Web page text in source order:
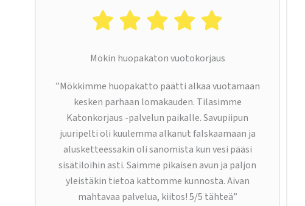
Mökin huopakaton vuotokorjaus
”Mökkimme huopakatto päätti alkaa vuotamaan
kesken parhaan lomakauden. Tilasimme
Katonkorjaus -palvelun paikalle. Savupiipun
juuripelti oli kuulemma alkanut falskaamaan ja
alusketteessakin oli sanomista kun vesi pääsi
sisätiloihin asti. Saimme pikaisen avun ja paljon
yleistäkin tietoa kattomme kunnosta. Aivan
mahtavaa palvelua, kiitos! 5/5 tähteä”